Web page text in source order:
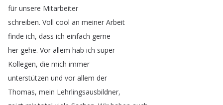
für unsere Mitarbeiter
schreiben. Voll cool an meiner Arbeit
finde ich, dass ich einfach gerne
her gehe. Vor allem hab ich super
Kollegen, die mich immer
unterstützen und vor allem der
Thomas, mein Lehrlingsausbildner,